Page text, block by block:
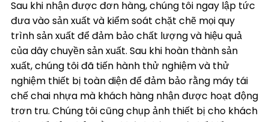
Sau khi nhận được đơn hàng, chúng tôi ngay lập tức
đưa vào sản xuất và kiểm soát chặt chẽ mọi quy
trình sản xuất để đảm bảo chất lượng và hiệu quả
của dây chuyền sản xuất. Sau khi hoàn thành sản
xuất, chúng tôi đã tiến hành thử nghiệm và thử
nghiệm thiết bị toàn diện để đảm bảo rằng máy tái
chế chai nhựa mà khách hàng nhận được hoạt động
trơn tru. Chúng tôi cũng chụp ảnh thiết bị cho khách